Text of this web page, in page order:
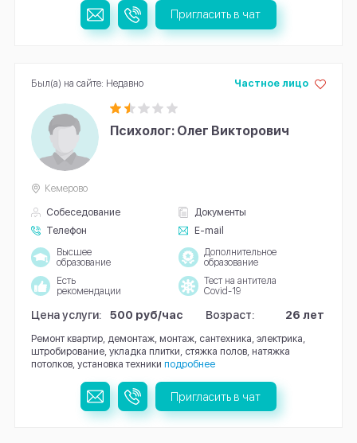
Пригласить в чат
Психолог: Олег Викторович
Собеседование
Документы
Телефон
E-mail
Частное лицо
Кемерово
Высшее
образование
Дополнительное
образование
Есть
рекомендации
Тест на антитела
Covid-19
Цена услуги: 500 руб/час Возраст: 26 лет
Ремонт квартир, демонтаж, монтаж, сантехника, электрика,
штробирование, укладка плитки, стяжка полов, натяжка
потолков, установка техники подробнее
Был(а) на сайте: Недавно
Пригласить в чат